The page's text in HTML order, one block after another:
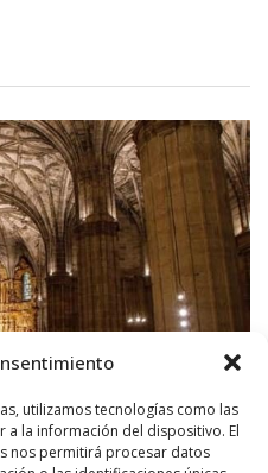
utilizamos tecnologías como las
a la información del dispositivo. El
nos permitirá procesar datos